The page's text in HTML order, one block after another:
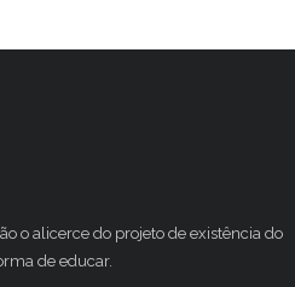
o alicerce do projeto de existência do
de educar.